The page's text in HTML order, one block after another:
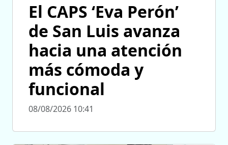
El CAPS ‘Eva Perón’
de San Luis avanza
hacia una atención
más cómoda y
funcional
08/08/2026 10:41